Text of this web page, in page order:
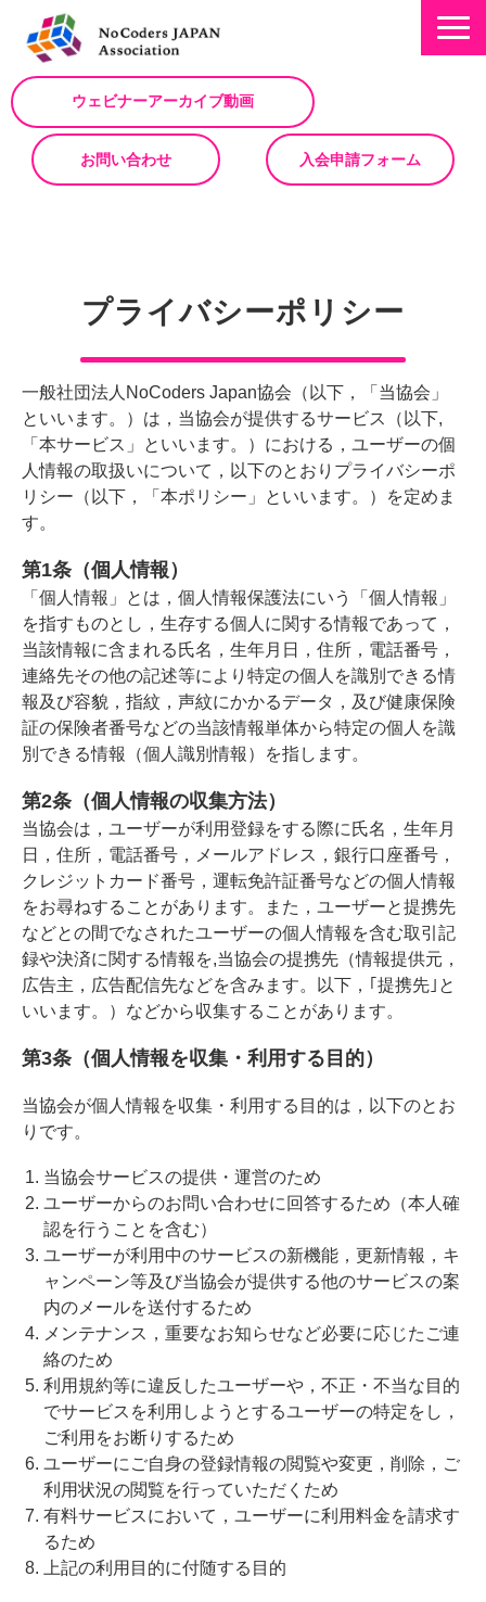
ウェビナーアーカイブ動画
お問い合わせ 入会申請フォーム
NoCodeサミット
イベント一覧
入会について
No Code サービスを動画で紹介
ノーコードコラム
プライバシーポリシー
一般社団法人NoCoders Japan協会（以下，「当協会」
といいます。）は，当協会が提供するサービス（以下,
「本サービス」といいます。）における，ユーザーの個
人情報の取扱いについて，以下のとおりプライバシーポ
リシー（以下，「本ポリシー」といいます。）を定めま
す。
第1条（個人情報）
「個人情報」とは，個人情報保護法にいう「個人情報」
を指すものとし，生存する個人に関する情報であって，
当該情報に含まれる氏名，生年月日，住所，電話番号，
連絡先その他の記述等により特定の個人を識別できる情
報及び容貌，指紋，声紋にかかるデータ，及び健康保険
証の保険者番号などの当該情報単体から特定の個人を識
別できる情報（個人識別情報）を指します。
第2条（個人情報の収集方法）
当協会は，ユーザーが利用登録をする際に氏名，生年月
日，住所，電話番号，メールアドレス，銀行口座番号，
クレジットカード番号，運転免許証番号などの個人情報
をお尋ねすることがあります。また，ユーザーと提携先
などとの間でなされたユーザーの個人情報を含む取引記
録や決済に関する情報を,当協会の提携先（情報提供元，
広告主，広告配信先などを含みます。以下，｢提携先｣と
いいます。）などから収集することがあります。
第3条（個人情報を収集・利用する目的）
当協会が個人情報を収集・利用する目的は，以下のとお
りです。
当協会サービスの提供・運営のため
ユーザーからのお問い合わせに回答するため（本人確
認を行うことを含む）
ユーザーが利用中のサービスの新機能，更新情報，キ
ャンペーン等及び当協会が提供する他のサービスの案
内のメールを送付するため
メンテナンス，重要なお知らせなど必要に応じたご連
絡のため
利用規約等に違反したユーザーや，不正・不当な目的
でサービスを利用しようとするユーザーの特定をし，
ご利用をお断りするため
ユーザーにご自身の登録情報の閲覧や変更，削除，ご
利用状況の閲覧を行っていただくため
有料サービスにおいて，ユーザーに利用料金を請求す
るため
上記の利用目的に付随する目的